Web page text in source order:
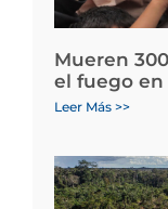
Mueren
el fuego en
Leer Más >>